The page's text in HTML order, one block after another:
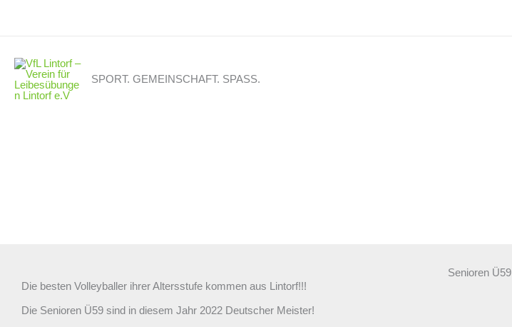
SPORT. GEMEINSCHAFT. SPASS.
Senioren Ü59
Die besten Volleyballer ihrer Altersstufe kommen aus Lintorf!!!
Die Senioren Ü59 sind in diesem Jahr 2022 Deutscher Meister!